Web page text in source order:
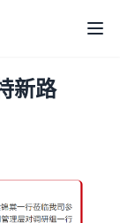
打
新路